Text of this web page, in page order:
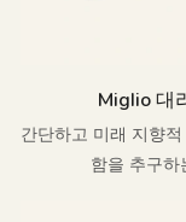
Miglio 대
간단하고 미래 지향
함을 추구하